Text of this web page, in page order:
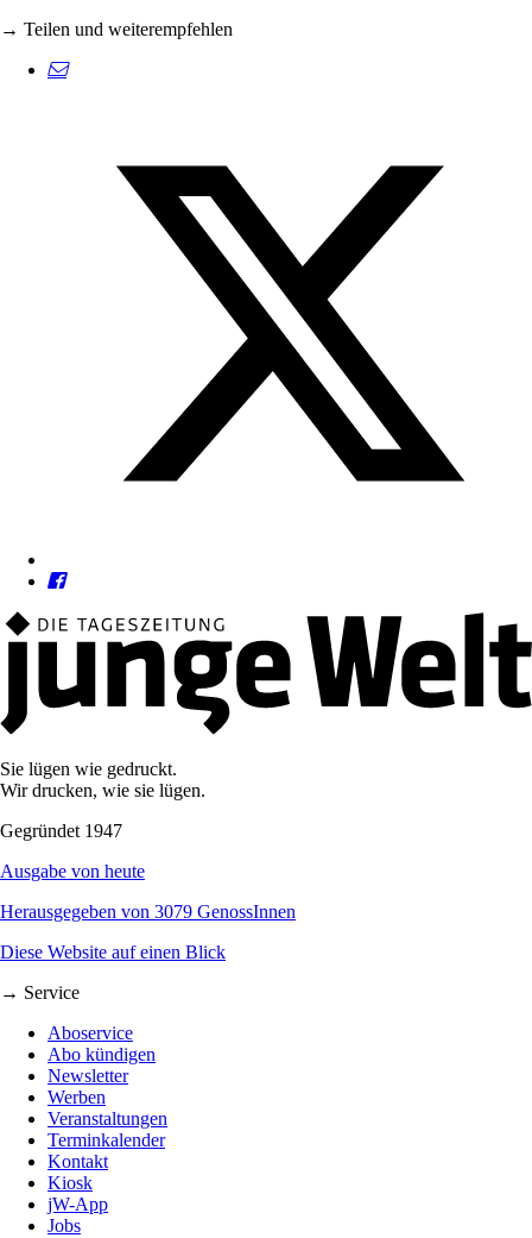
→ Teilen und weiterempfehlen
Sie lügen wie gedruckt.
Wir drucken, wie sie lügen.
Gegründet 1947
Ausgabe von heute
Herausgegeben von 3079 GenossInnen
Diese Website auf einen Blick
→ Service
Aboservice
Abo kündigen
Newsletter
Werben
Veranstaltungen
Terminkalender
Kontakt
Kiosk
jW-App
Jobs